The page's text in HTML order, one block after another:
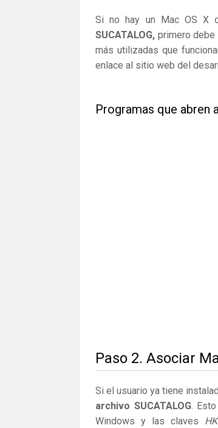
Si no hay un Mac OS X
SUCATALOG, primero debe
más utilizadas que
enlace al sitio web del
Programas que abren
Paso 2. Asociar
Si el usuario ya tiene
archivo SUCATALOG.
Windows y las claves